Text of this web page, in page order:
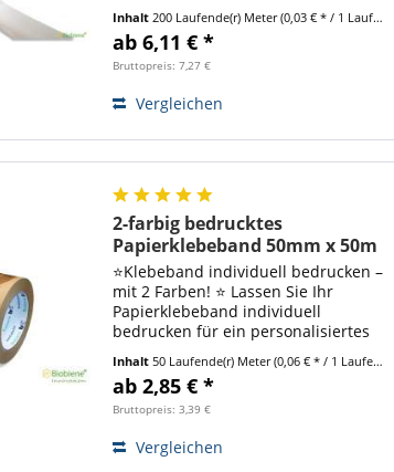
durch Pflanzenleim Caseinfreier
Klebstoff
Inhalt200 Laufende(r) Meter(0,03 € * / 1 Laufende(r) Meter)
ab 6,11 € *
Bruttopreis: 7,27 €
Vergleichen
2-farbig bedrucktes
Papierklebeband 50mm x 50m
Braun mit Logo positiv
⭐️Klebeband individuell bedrucken –
mit 2 Farben! ⭐️ Lassen Sie Ihr
Papierklebeband individuell
bedrucken für ein personalisiertes
Logo oder einen Slogan, oder auch
andere Bilder oder Texte als...
Inhalt50 Laufende(r) Meter(0,06 € * / 1 Laufende(r) Meter)
ab 2,85 € *
Bruttopreis: 3,39 €
Vergleichen